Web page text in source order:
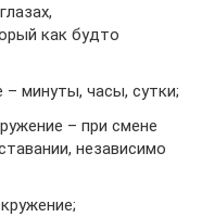
как будто
минуты, часы, сутки;
– при смене
независимо